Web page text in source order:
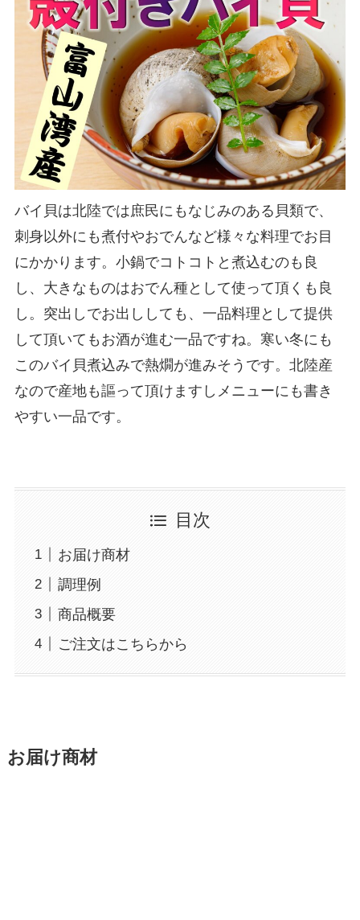
バイ貝は北陸では庶民にもなじみのある貝類で、
刺身以外にも煮付やおでんなど様々な料理でお目
にかかります。小鍋でコトコトと煮込むのも良
し、大きなものはおでん種として使って頂くも良
し。突出しでお出ししても、一品料理として提供
して頂いてもお酒が進む一品ですね。寒い冬にも
このバイ貝煮込みで熱燗が進みそうです。北陸産
なので産地も謳って頂けますしメニューにも書き
やすい一品です。
目次
お届け商材
調理例
商品概要
ご注文はこちらから
お届け商材